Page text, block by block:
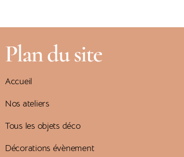
Plan du site
Accueil
Nos ateliers
Tous les objets déco
Décorations évènement